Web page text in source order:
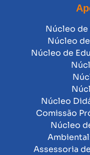
Núcleo de
Núcleo
Núcleo de
Núcleo
Comissão
Núcleo
Assessoria